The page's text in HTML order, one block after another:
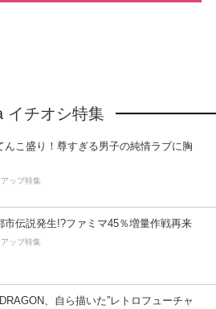
イチオシ特集
んこ盛り！尊すぎる男子の純情ラブに胸
ップ特集
市伝説発生!?ファミマ45％増量作戦再来
ップ特集
、自ら描いた”レトロフューチャ